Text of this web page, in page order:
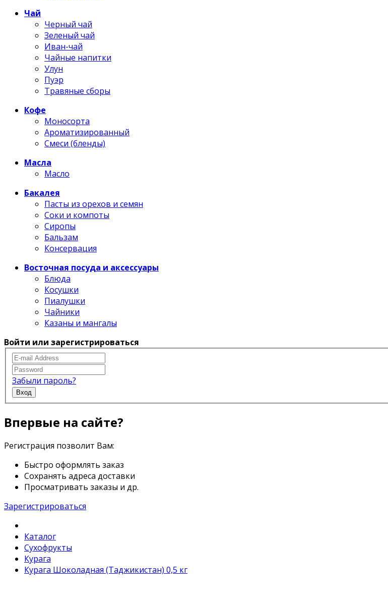
Чай
Черный чай
Зеленый чай
Иван-чай
Чайные напитки
Улун
Пуэр
Травяные сборы
Кофе
Моносорта
Ароматизированный
Смеси (бленды)
Масла
Масло
Бакалея
Пасты из орехов и семян
Соки и компоты
Сиропы
Бальзам
Консервация
Восточная посуда и аксессуары
Блюда
Косушки
Пиалушки
Чайники
Казаны и мангалы
Войти или зарегистрироваться
Забыли пароль?
Вход
Впервые на сайте?
Регистрация позволит Вам:
Быстро оформлять заказ
Сохранять адреса доставки
Просматривать заказы и др.
Зарегистрироваться
Каталог
Сухофрукты
Курага
Курага Шоколадная (Таджикистан) 0,5 кг